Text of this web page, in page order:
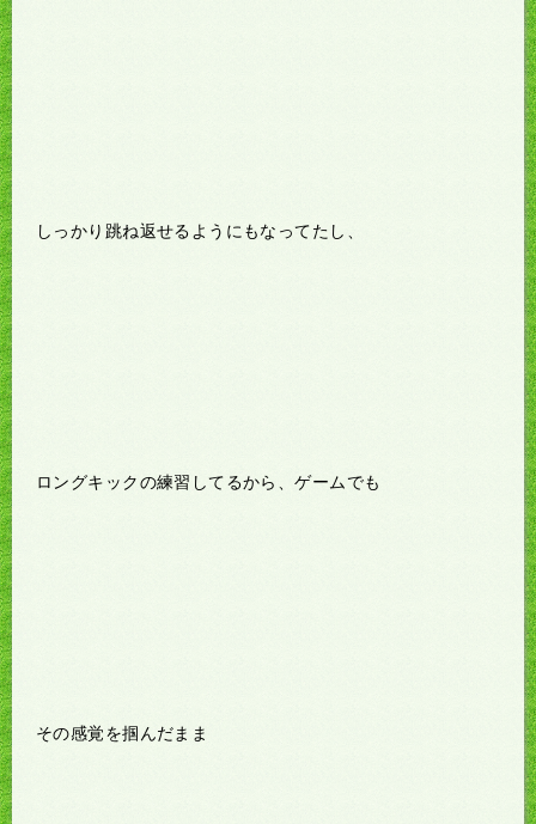
しっかり跳ね返せるようにもなってたし、
ロングキックの練習してるから、ゲームでも
その感覚を掴んだまま